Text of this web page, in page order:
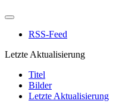
RSS-Feed
Letzte Aktualisierung
Titel
Bilder
Letzte Aktualisierung